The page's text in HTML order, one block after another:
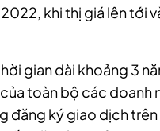
khi thị giá lên tới
gian dài khoảng 3
toàn bộ các doanh
đăng ký giao dịch